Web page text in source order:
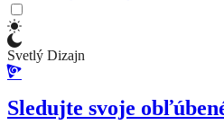
Svetlý Dizajn
Sledujte svoje